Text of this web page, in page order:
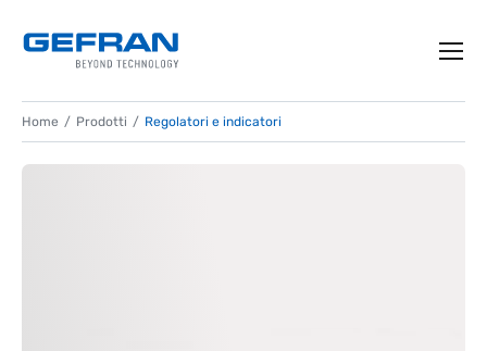
Home Prodotti Regolatori e indicatori